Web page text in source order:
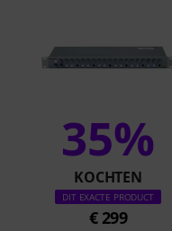
35%
KOCHTEN
DIT EXACTE PRODUCT
€ 299